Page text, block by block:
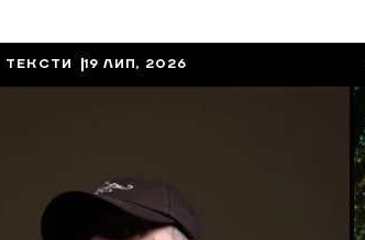
ТЕКСТИ 19 ЛИП, 2026